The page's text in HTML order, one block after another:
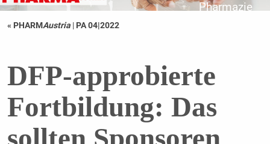
Pharmazie
« PHARMAustria | PA 04|2022
DFP-approbierte
Fortbildung: Das